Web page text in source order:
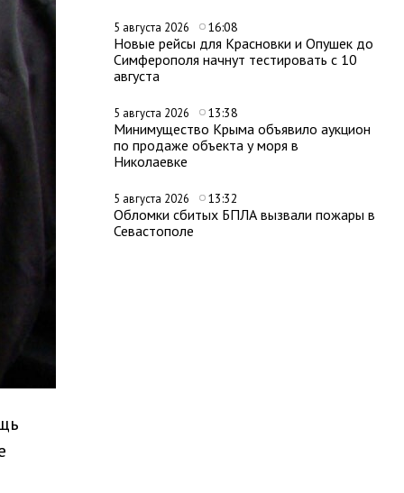
5 августа 2026 16:08
Новые рейсы для Красновки и Опушек до
Симферополя начнут тестировать с 10
августа
5 августа 2026 13:38
Минимущество Крыма объявило аукцион
по продаже объекта у моря в
Николаевке
5 августа 2026 13:32
Обломки сбитых БПЛА вызвали пожары в
Севастополе